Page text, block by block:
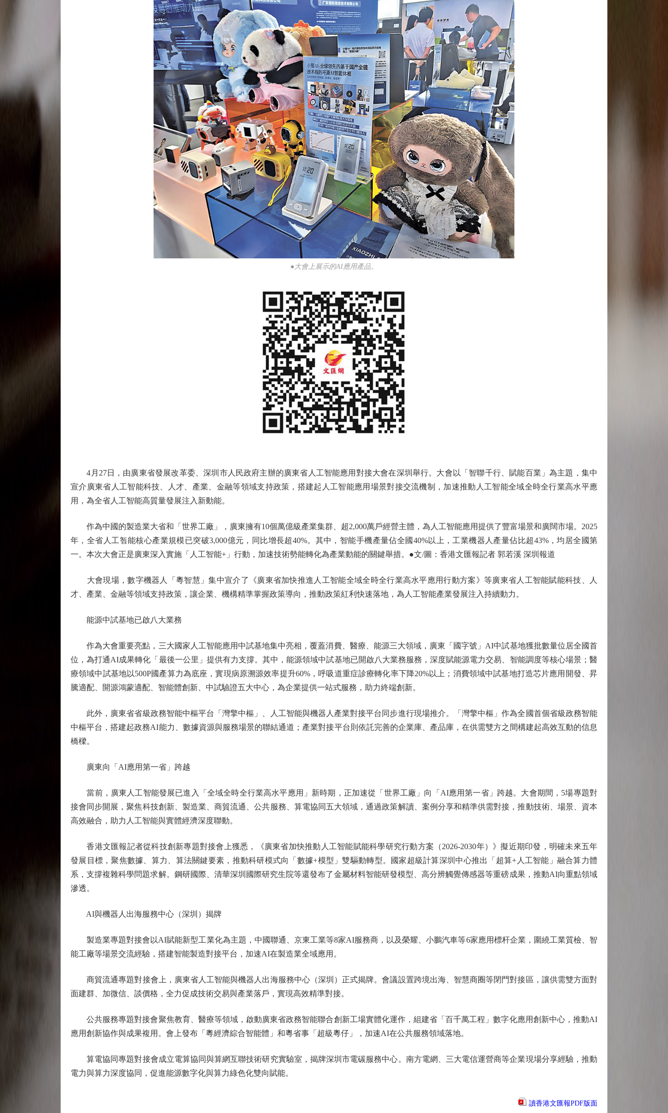
●大會上展示的AI應用產品。
4月27日，由廣東省發展改革委、深圳市人民政府主辦的廣東省人工智能應用對接大會在深圳舉行。大會以「智聯千行、賦能百業」為主題，集中
宣介廣東省人工智能科技、人才、產業、金融等領域支持政策，搭建起人工智能應用場景對接交流機制，加速推動人工智能全域全時全行業高水平應
用，為全省人工智能高質量發展注入新動能。
作為中國的製造業大省和「世界工廠」，廣東擁有10個萬億級產業集群、超2,000萬戶經營主體，為人工智能應用提供了豐富場景和廣闊市場。2025
年，全省人工智能核心產業規模已突破3,000億元，同比增長超40%。其中，智能手機產量佔全國40%以上，工業機器人產量佔比超43%，均居全國第
一。本次大會正是廣東深入實施「人工智能+」行動，加速技術勢能轉化為產業動能的關鍵舉措。●文/圖：香港文匯報記者 郭若溪 深圳報道
大會現場，數字機器人「粵智慧」集中宣介了《廣東省加快推進人工智能全域全時全行業高水平應用行動方案》等廣東省人工智能賦能科技、人
才、產業、金融等領域支持政策，讓企業、機構精準掌握政策導向，推動政策紅利快速落地，為人工智能產業發展注入持續動力。
能源中試基地已啟八大業務
作為大會重要亮點，三大國家人工智能應用中試基地集中亮相，覆蓋消費、醫療、能源三大領域，廣東「國字號」AI中試基地獲批數量位居全國首
位，為打通AI成果轉化「最後一公里」提供有力支撐。其中，能源領域中試基地已開啟八大業務服務，深度賦能源電力交易、智能調度等核心場景；醫
療領域中試基地以500P國產算力為底座，實現病原溯源效率提升60%，呼吸道重症診療轉化率下降20%以上；消費領域中試基地打造芯片應用開發、昇
騰適配、開源鴻蒙適配、智能體創新、中試驗證五大中心，為企業提供一站式服務，助力終端創新。
此外，廣東省省級政務智能中樞平台「灣擎中樞」、人工智能與機器人產業對接平台同步進行現場推介。「灣擎中樞」作為全國首個省級政務智能
中樞平台，搭建起政務AI能力、數據資源與服務場景的聯結通道；產業對接平台則依託完善的企業庫、產品庫，在供需雙方之間構建起高效互動的信息
橋樑。
廣東向「AI應用第一省」跨越
當前，廣東人工智能發展已進入「全域全時全行業高水平應用」新時期，正加速從「世界工廠」向「AI應用第一省」跨越。大會期間，5場專題對
接會同步開展，聚焦科技創新、製造業、商貿流通、公共服務、算電協同五大領域，通過政策解讀、案例分享和精準供需對接，推動技術、場景、資本
高效融合，助力人工智能與實體經濟深度聯動。
香港文匯報記者從科技創新專題對接會上獲悉，《廣東省加快推動人工智能賦能科學研究行動方案（2026-2030年）》擬近期印發，明確未來五年
發展目標，聚焦數據、算力、算法關鍵要素，推動科研模式向「數據+模型」雙驅動轉型。國家超級計算深圳中心推出「超算+人工智能」融合算力體
系，支撐複雜科學問題求解。鋼研國際、清華深圳國際研究生院等還發布了金屬材料智能研發模型、高分辨觸覺傳感器等重磅成果，推動AI向重點領域
滲透。
AI與機器人出海服務中心（深圳）揭牌
製造業專題對接會以AI賦能新型工業化為主題，中國聯通、京東工業等8家AI服務商，以及榮耀、小鵬汽車等6家應用標杆企業，圍繞工業質檢、智
能工廠等場景交流經驗，搭建智能製造對接平台，加速AI在製造業全域應用。
商貿流通專題對接會上，廣東省人工智能與機器人出海服務中心（深圳）正式揭牌。會議設置跨境出海、智慧商圈等閉門對接區，讓供需雙方面對
面建群、加微信、談價格，全力促成技術交易與產業落戶，實現高效精準對接。
公共服務專題對接會聚焦教育、醫療等領域，啟動廣東省政務智能聯合創新工場實體化運作，組建省「百千萬工程」數字化應用創新中心，推動AI
應用創新協作與成果複用。會上發布「粵經濟綜合智能體」和粵省事「超級粵仔」，加速AI在公共服務領域落地。
算電協同專題對接會成立電算協同與算網互聯技術研究實驗室，揭牌深圳市電碳服務中心。南方電網、三大電信運營商等企業現場分享經驗，推動
電力與算力深度協同，促進能源數字化與算力綠色化雙向賦能。
讀香港文匯報PDF版面